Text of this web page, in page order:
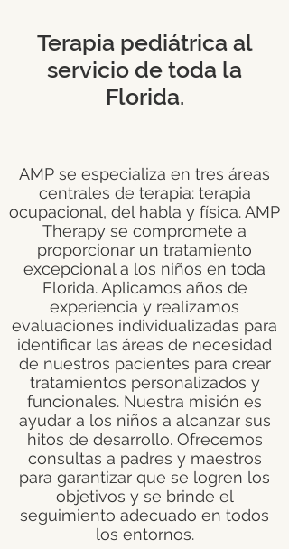
Terapia pediátrica al
servicio de toda la
Florida.
AMP se especializa en tres áreas
centrales de terapia: terapia
ocupacional, del habla y física. AMP
Therapy se compromete a
proporcionar un tratamiento
excepcional a los niños en toda
Florida. Aplicamos años de
experiencia y realizamos
evaluaciones individualizadas para
identificar las áreas de necesidad
de nuestros pacientes para crear
tratamientos personalizados y
funcionales. Nuestra misión es
ayudar a los niños a alcanzar sus
hitos de desarrollo. Ofrecemos
consultas a padres y maestros
para garantizar que se logren los
objetivos y se brinde el
seguimiento adecuado en todos
los entornos.